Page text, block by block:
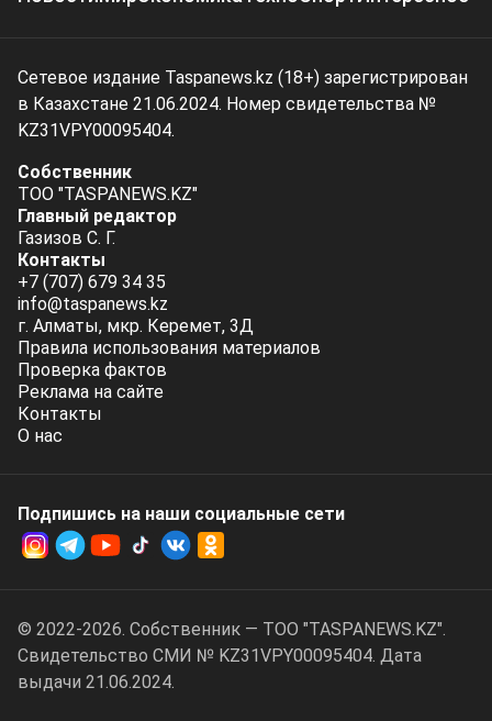
Сетевое издание Taspanews.kz (18+) зарегистрирован
в Казахстане 21.06.2024. Номер свидетельства №
KZ31VPY00095404.
Собственник
ТОО "TASPANEWS.KZ"
Главный редактор
Газизов С. Г.
Контакты
+7 (707) 679 34 35
info@taspanews.kz
г. Алматы, мкр. Керемет, 3Д
Правила использования материалов
Проверка фактов
Реклама на сайте
Контакты
О нас
Подпишись на наши социальные cети
© 2022-2026. Собственник — ТОО "TASPANEWS.KZ".
Cвидетельство СМИ № KZ31VPY00095404. Дата
выдачи 21.06.2024.